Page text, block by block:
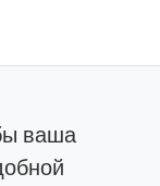
ваша